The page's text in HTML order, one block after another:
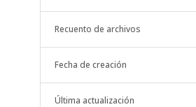
Recuento de archivos
Fecha de creación
Última actualización